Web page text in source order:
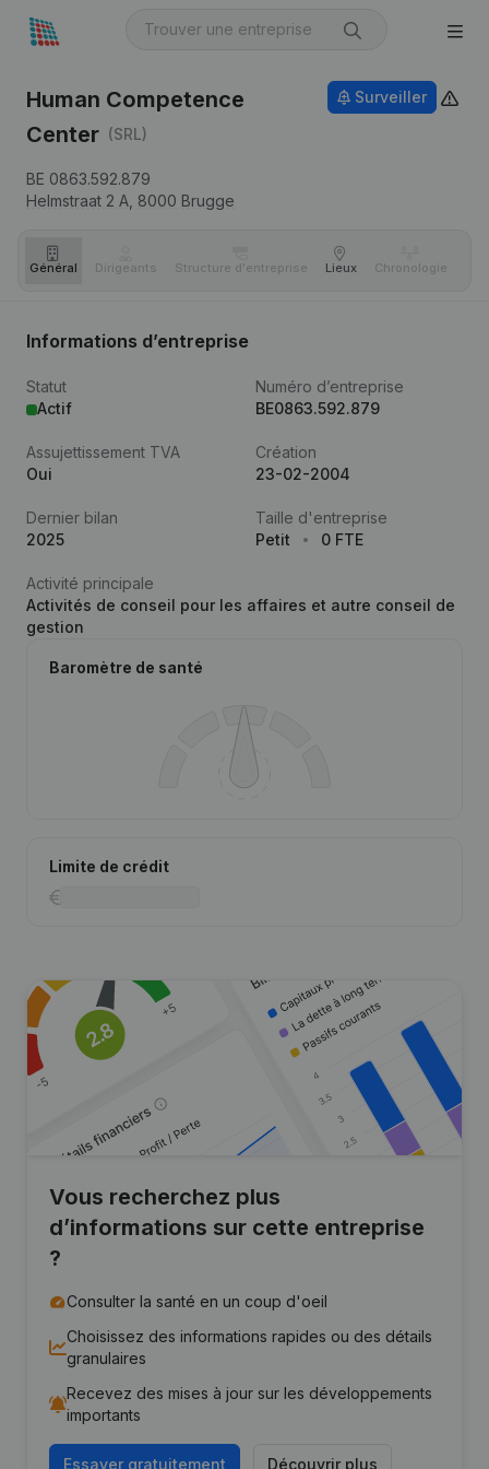
Human Competence
Center (SRL)
BE 0863.592.879
Helmstraat 2 A, 8000 Brugge
Surveiller
Général Dirigeants Structure d'entreprise Lieux Chronologie
Informations d’entreprise
Statut
Actif
Numéro d’entreprise
BE0863.592.879
Assujettissement TVA
Oui
Création
23-02-2004
Dernier bilan
2025
Taille d'entreprise
Petit
0 FTE
Activité principale
Activités de conseil pour les affaires et autre conseil de
gestion
Baromètre de santé
Limite de crédit
Vous recherchez plus
d’informations sur cette entreprise
?
Consulter la santé en un coup d'oeil
Choisissez des informations rapides ou des détails
granulaires
Recevez des mises à jour sur les développements
importants
Essayer gratuitement Découvrir plus